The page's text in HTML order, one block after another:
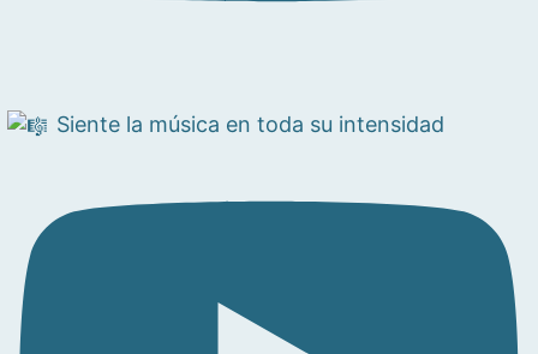
Siente la música en toda su intensidad